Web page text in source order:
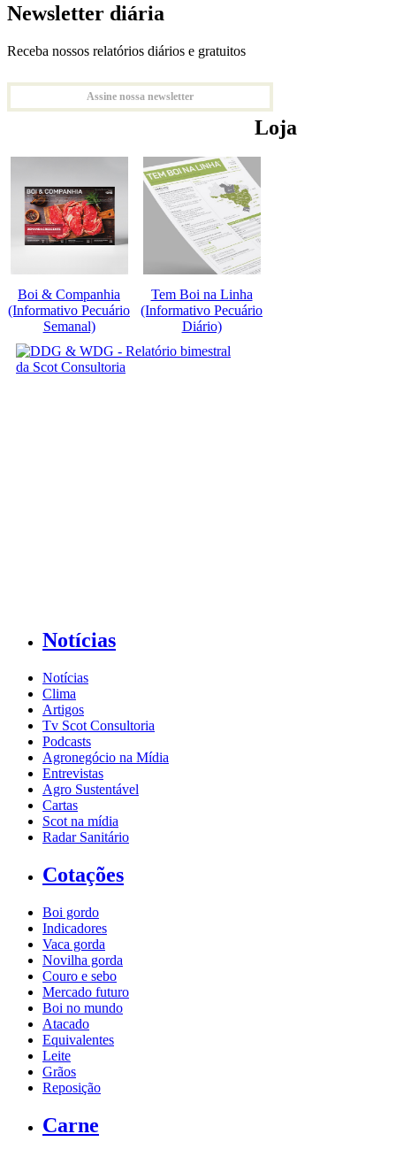
Newsletter diária
Receba nossos relatórios diários e gratuitos
Assine nossa newsletter
Loja
Boi & Companhia
(Informativo Pecuário
Semanal)
Tem Boi na Linha
(Informativo Pecuário
Diário)
Notícias
Notícias
Clima
Artigos
Tv Scot Consultoria
Podcasts
Agronegócio na Mídia
Entrevistas
Agro Sustentável
Cartas
Scot na mídia
Radar Sanitário
Cotações
Boi gordo
Indicadores
Vaca gorda
Novilha gorda
Couro e sebo
Mercado futuro
Boi no mundo
Atacado
Equivalentes
Leite
Grãos
Reposição
Carne